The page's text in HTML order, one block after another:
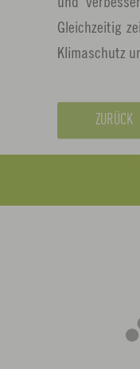
Gleichzeitig
Klimaschutz
ZURÜCK